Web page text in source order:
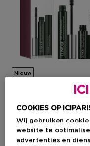
Nieuw
High Impact
Dubbele Mascara
Set
COOKIES OP
Wij gebruiken
website te
advertenties en